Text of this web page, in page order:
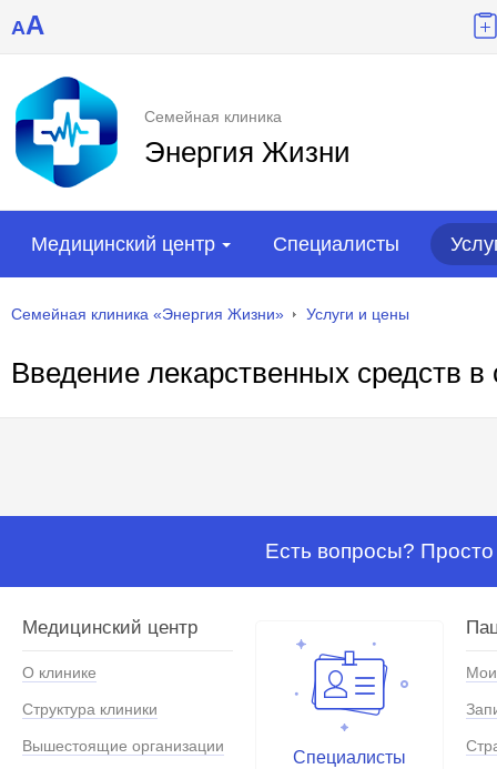
AA
Семейная клиника
Энергия Жизни
Медицинский центр Специалисты
Семейная клиника «Энергия Жизни» Услуги и цены
Введение лекарственных средств в
Есть вопросы?
Медицинский центр
О клинике
Структура клиники
Вышестоящие организации
Специалисты